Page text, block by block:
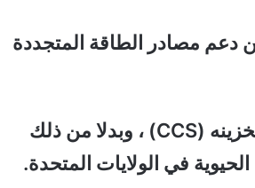
التوقف عن دعم مصادر الطاقة المتجددة
إنهم يريدون تقليل التركيز على احتجاز الكربون وتخزينه (CCS) ، وبدلا من ذلك
في الولايات المتحدة.